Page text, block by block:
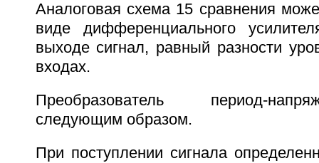
Аналоговая схема 15 сравнения
виде дифференциального
выходе сигнал, равный разности
входах.
Преобразователь период-
следующим образом.
При поступлении сигнала